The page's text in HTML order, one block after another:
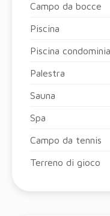
Campo da bocce
Piscina
Piscina
Palestra
Sauna
Spa
Campo da tennis
Terreno di gioco